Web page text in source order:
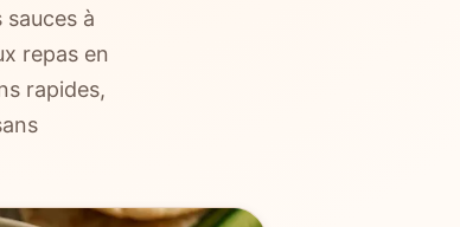
à
repas en
rapides,